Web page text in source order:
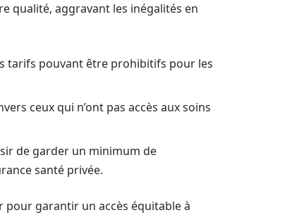
qualité, aggravant les inégalités en
tarifs pouvant être prohibitifs pour les
ceux qui n’ont pas accès aux soins
de garder un minimum de
santé privée.
pour garantir un accès équitable à